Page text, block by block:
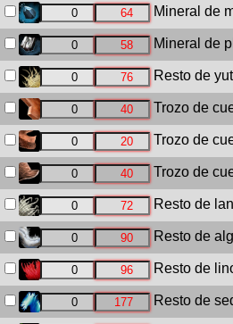
Mineral de
Mineral de
Resto de
Trozo de
Trozo de
Trozo de
Resto de
Resto de
Resto de
Resto de